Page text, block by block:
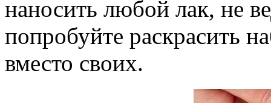
наносить любой лак, не
попробуйте раскрасить
вместо своих.